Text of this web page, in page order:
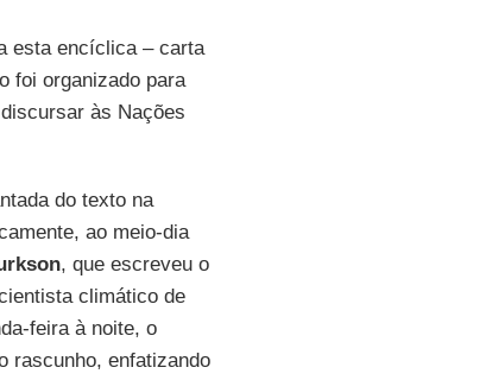
esta encíclica – carta
foi organizado para
às Nações
do texto na
ao meio-dia
, que escreveu o
climático de
feira à noite, o
rascunho, enfatizando